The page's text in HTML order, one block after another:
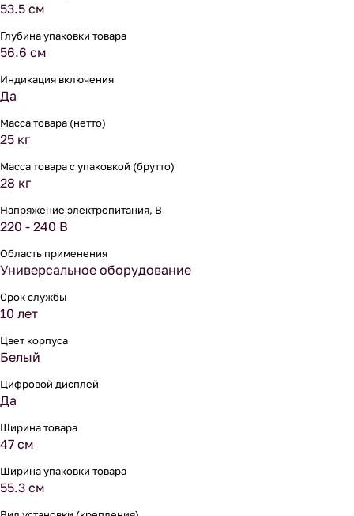
53.5 см
Глубина упаковки товара
56.6 см
Индикация включения
Да
Масса товара (нетто)
25 кг
Масса товара с упаковкой (брутто)
28 кг
Напряжение электропитания, В
220 - 240 В
Область применения
Универсальное оборудование
Срок службы
10 лет
Цвет корпуса
Белый
Цифровой дисплей
Да
Ширина товара
47 см
Ширина упаковки товара
55.3 см